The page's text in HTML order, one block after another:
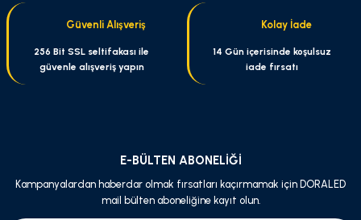
Güvenli Alışveriş
256 Bit SSL seltifakası ile
güvenle alışveriş yapın
Kolay İade
14 Gün içerisinde koşulsuz
iade fırsatı
E-BÜLTEN ABONELİĞİ
Kampanyalardan haberdar olmak fırsatları kaçırmamak için DORALED
mail bülten aboneliğine kayıt olun.